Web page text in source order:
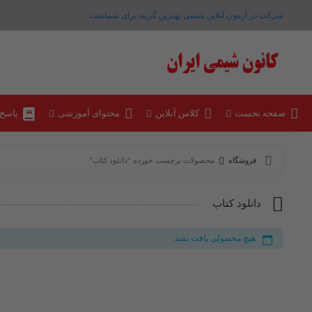
شرکت در آزمون آنلاین شیمی بهترین گزینه برای شماست .
صفحه نخست کلاس آنلاین محتوای آموزشی
فروشگاه محصولات برچسب خورده “دانلود کتاب”
دانلود کتاب
هیچ محصولی یافت نشد.